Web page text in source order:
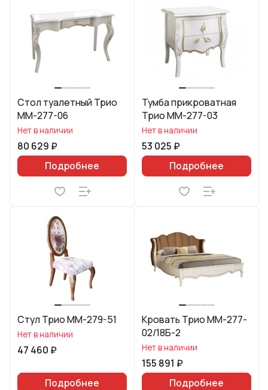
Стол туалетный Трио
ММ-277-06
Нет в наличии
80 629 ₽
Подробнее
Тумба прикроватная
Трио ММ-277-03
Нет в наличии
53 025 ₽
Подробнее
Стул Трио ММ-279-51
Нет в наличии
47 460 ₽
Подробнее
Кровать Трио ММ-277-
02/18Б-2
Нет в наличии
155 891 ₽
Подробнее